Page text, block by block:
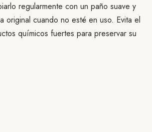
regularmente con un paño suave y
original cuando no esté en uso. Evita el
químicos fuertes para preservar su